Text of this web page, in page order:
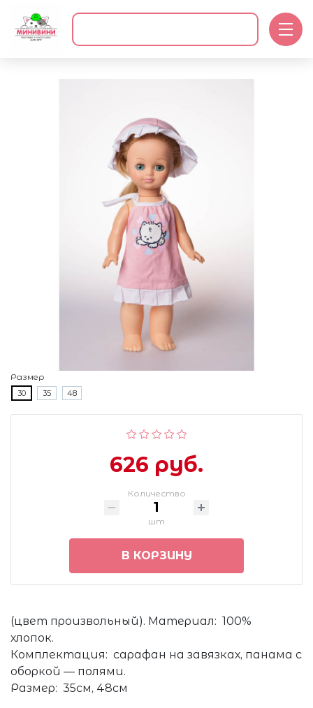
Размер
30 35 48
626 руб.
Количество
шт
В КОРЗИНУ
(цвет произвольный). Материал: 100%
хлопок.
Комплектация: сарафан на завязках, панама с
оборкой — полями.
Размер: 35см, 48см